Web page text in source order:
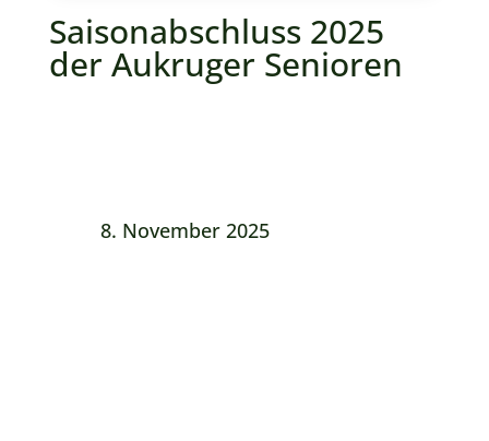
Saisonabschluss 2025
der Aukruger Senioren
8. November 2025